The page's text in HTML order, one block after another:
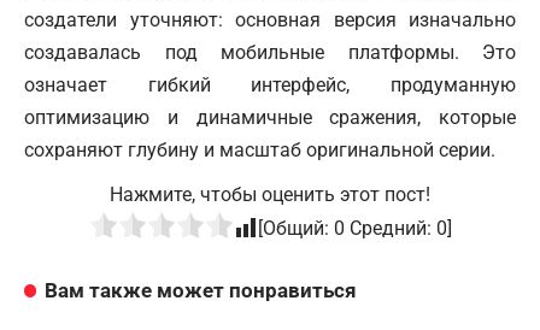
создатели уточняют: основная версия изначально
создавалась под мобильные платформы. Это
означает гибкий интерфейс, продуманную
оптимизацию и динамичные сражения, которые
сохраняют глубину и масштаб оригинальной серии.
Нажмите, чтобы оценить этот пост!
[Общий: 0 Средний: 0]
Вам также может понравиться